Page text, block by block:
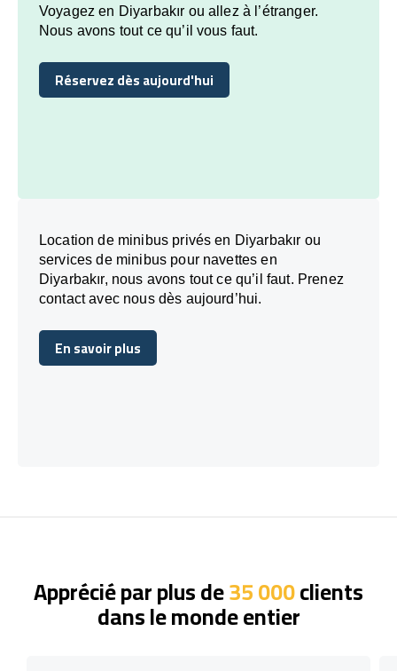
Voyagez en Diyarbakır ou allez à l’étranger.
Nous avons tout ce qu’il vous faut.
Réservez dès aujourd'hui
Réservez dès aujourd'hui
Location de minibus privés en Diyarbakır ou
services de minibus pour navettes en
Diyarbakır, nous avons tout ce qu’il faut. Prenez
contact avec nous dès aujourd’hui.
En savoir plus
En savoir plus
Apprécié par plus de35 000clients
dans le monde entier